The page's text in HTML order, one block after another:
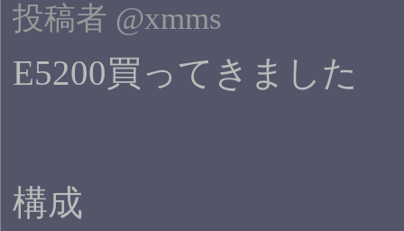
投稿者 @xmms
E5200買ってきました
構成